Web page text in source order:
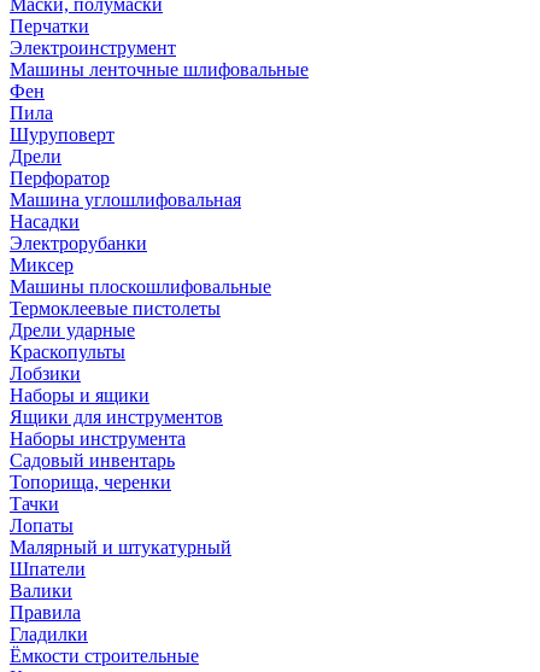
Маски, полумаски
Перчатки
Электроинструмент
Машины ленточные шлифовальные
Фен
Пила
Шуруповерт
Дрели
Перфоратор
Машина углошлифовальная
Насадки
Электрорубанки
Миксер
Машины плоскошлифовальные
Термоклеевые пистолеты
Дрели ударные
Краскопульты
Лобзики
Наборы и ящики
Ящики для инструментов
Наборы инструмента
Садовый инвентарь
Топорища, черенки
Тачки
Лопаты
Малярный и штукатурный
Шпатели
Валики
Правила
Гладилки
Ёмкости строительные